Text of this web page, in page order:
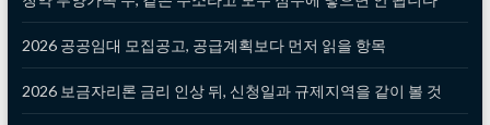
2026 공공임대 모집공고, 공급계획보다 먼저 읽을 항목
2026 보금자리론 금리 인상 뒤, 신청일과 규제지역을 같이 볼 것